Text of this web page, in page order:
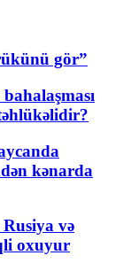
gör”
kənarda
Rusiya və
oxuyur